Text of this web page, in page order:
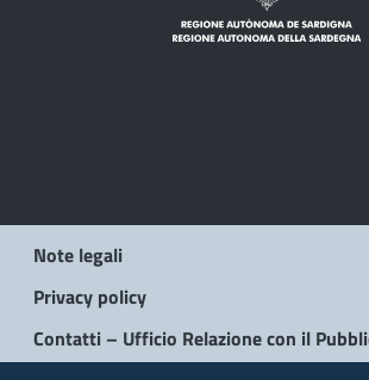
Note legali
Privacy policy
Contatti – Ufficio Relazione con il